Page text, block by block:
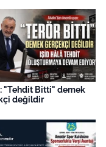
"Tehdit Bitti" demek
değildir